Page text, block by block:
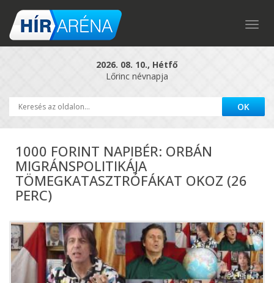
2026. 08. 10., Hétfő
Lőrinc névnapja
1000 FORINT NAPIBÉR: ORBÁN
MIGRÁNSPOLITIKÁJA
TÖMEGKATASZTRÓFÁKAT OKOZ (26
PERC)